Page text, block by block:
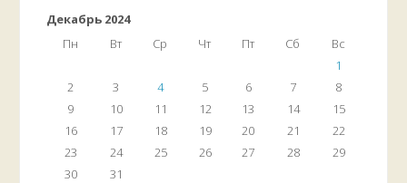
Декабрь 2024
Пн
Вт Ср Чт Пт Сб
Вс
1
2
3 4 5 6 7
8
9
10 11 12 13 14
15
16
17 18 19 20 21
22
23
24 25 26 27 28
29
30
31